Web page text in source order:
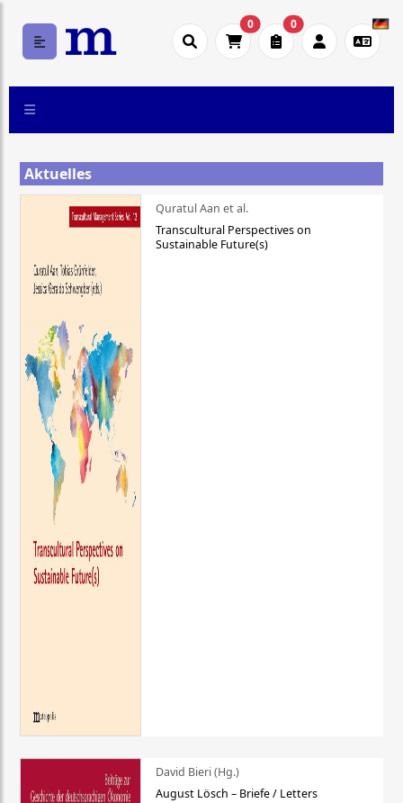
0 0
Aktuelles
Quratul Aan et al.
Transcultural Perspectives on
Sustainable Future(s)
David Bieri (Hg.)
August Lösch – Briefe / Letters